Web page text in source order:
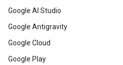
Google AI Studio
Google Antigravity
Google Cloud
Google Play